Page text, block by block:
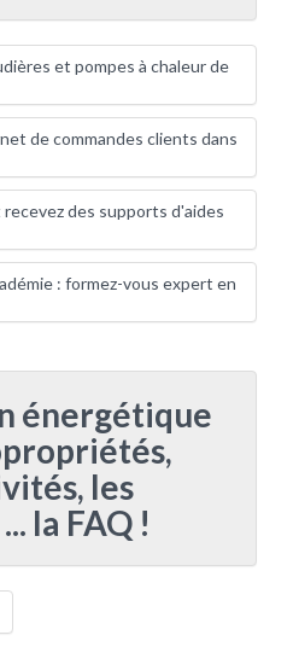
et pompes à chaleur de
de commandes clients dans
des supports d'aides
: formez-vous expert en
énergétique
les
la FAQ !